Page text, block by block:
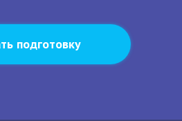
подготовку